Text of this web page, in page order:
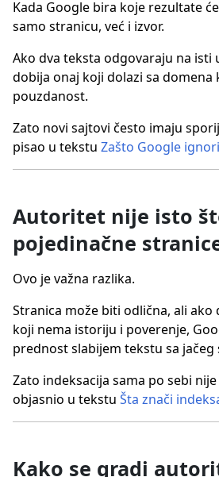
Kada Google bira koje rezultate
samo stranicu, već i izvor.
Ako dva teksta odgovaraju na isti
dobija onaj koji dolazi sa domena
pouzdanost.
Zato novi sajtovi često imaju
pisao u tekstu Zašto Google
Autoritet nije isto
pojedinačne
Ovo je važna razlika.
Stranica može biti odlična, ali ako
koji nema istoriju i poverenje,
prednost slabijem tekstu sa jačeg
Zato indeksacija sama po sebi
objasnio u tekstu Šta znači
Kako se gradi